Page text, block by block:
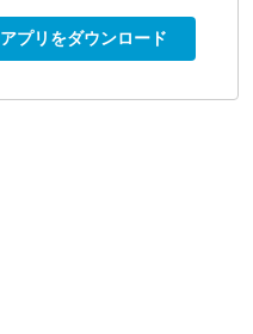
アプリをダウンロード